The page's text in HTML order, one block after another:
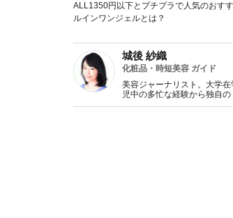
ALL1350円以下とプチプラで人気のおす
ルインワンジェルとは？
城後 紗織
化粧品・時短美容 ガイド
美容ジャーナリスト。大学
児中の多忙な経験から独自
メイクbeauty」がある。